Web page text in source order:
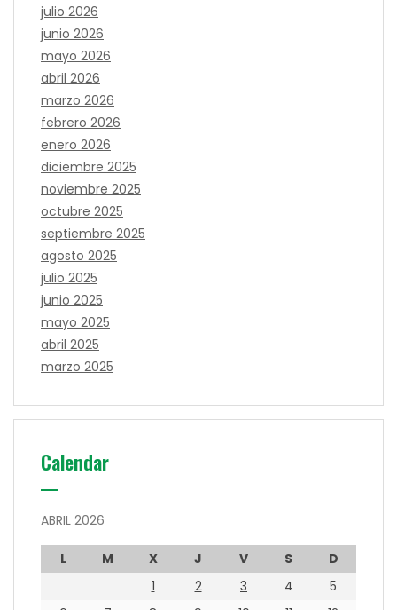
julio 2026
junio 2026
mayo 2026
abril 2026
marzo 2026
febrero 2026
enero 2026
diciembre 2025
noviembre 2025
octubre 2025
septiembre 2025
agosto 2025
julio 2025
junio 2025
mayo 2025
abril 2025
marzo 2025
Calendar
ABRIL 2026
L M X J V S
D
1
2 3 4
5